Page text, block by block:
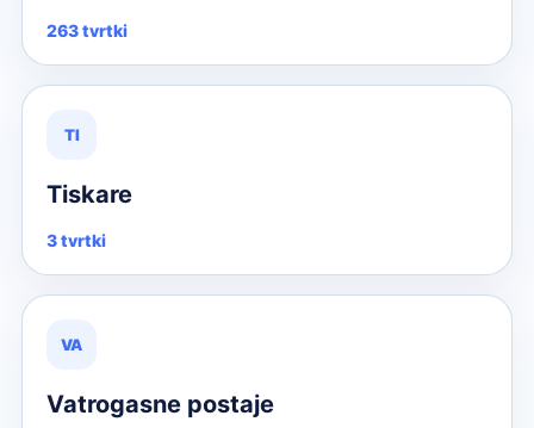
263 tvrtki
TI
Tiskare
3 tvrtki
VA
Vatrogasne postaje